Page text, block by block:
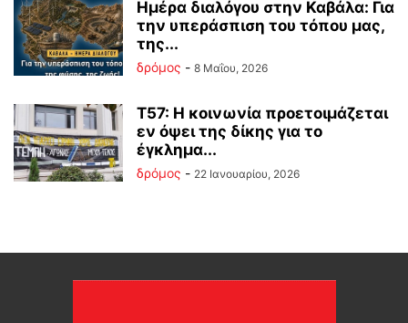
Ημέρα διαλόγου στην Καβάλα: Για
την υπεράσπιση του τόπου μας,
της...
δρόμος - 8 Μαΐου, 2026
Τ57: Η κοινωνία προετοιμάζεται
εν όψει της δίκης για το
έγκλημα...
δρόμος - 22 Ιανουαρίου, 2026